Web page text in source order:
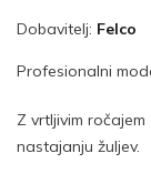
Dobavitelj: Felco
Profesionalni
Z vrtljivim
nastajanju žuljev.